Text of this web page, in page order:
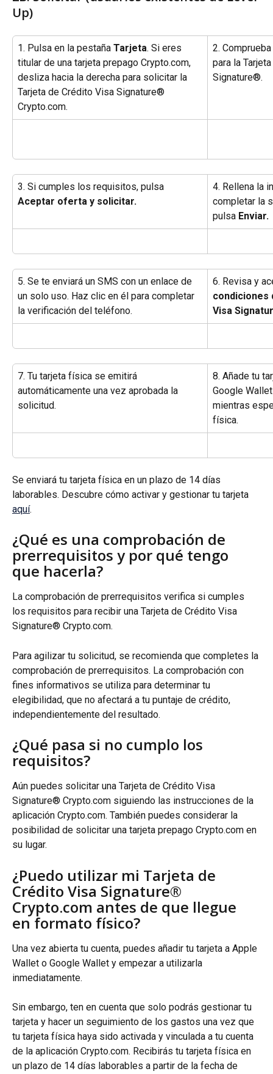
Up)
1. Pulsa en la pestaña Tarjeta. Si eres
titular de una tarjeta prepago Crypto.com,
desliza hacia la derecha para solicitar la
Tarjeta de Crédito Visa Signature®
Crypto.com.
2.
para la
Signature®.
3. Si cumples los requisitos, pulsa
Aceptar oferta y solicitar.
4. Rellena la
completar la
pulsa Enviar.
5. Se te enviará un SMS con un enlace de
un solo uso. Haz clic en él para completar
la verificación del teléfono.
6. Revisa y
condiciones
Visa
7. Tu tarjeta física se emitirá
automáticamente una vez aprobada la
solicitud.
8. Añade tu
Google
mientras
física.
Se enviará tu tarjeta física en un plazo de 14 días
laborables. Descubre cómo activar y gestionar tu tarjeta
aquí.
¿Qué es una comprobación de
prerrequisitos y por qué tengo
que hacerla?
La comprobación de prerrequisitos verifica si cumples
los requisitos para recibir una Tarjeta de Crédito Visa
Signature® Crypto.com.
Para agilizar tu solicitud, se recomienda que completes la
comprobación de prerrequisitos. La comprobación con
fines informativos se utiliza para determinar tu
elegibilidad, que no afectará a tu puntaje de crédito,
independientemente del resultado.
¿Qué pasa si no cumplo los
requisitos?
Aún puedes solicitar una Tarjeta de Crédito Visa
Signature® Crypto.com siguiendo las instrucciones de la
aplicación Crypto.com. También puedes considerar la
posibilidad de solicitar una tarjeta prepago Crypto.com en
su lugar.
¿Puedo utilizar mi Tarjeta de
Crédito Visa Signature®
Crypto.com antes de que llegue
en formato físico?
Una vez abierta tu cuenta, puedes añadir tu tarjeta a Apple
Wallet o Google Wallet y empezar a utilizarla
inmediatamente.
Sin embargo, ten en cuenta que solo podrás gestionar tu
tarjeta y hacer un seguimiento de los gastos una vez que
tu tarjeta física haya sido activada y vinculada a tu cuenta
de la aplicación Crypto.com. Recibirás tu tarjeta física en
un plazo de 14 días laborables a partir de la fecha de